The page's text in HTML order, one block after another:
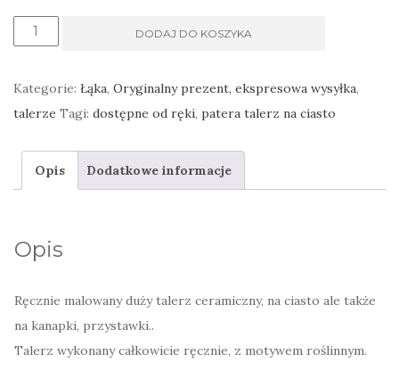
ilość
zielony
leśny
DODAJ DO KOSZYKA
Kategorie: Łąka, Oryginalny prezent, ekspresowa wysyłka,
talerze Tagi: dostępne od ręki, patera talerz na ciasto
Opis Dodatkowe informacje
Opis
Ręcznie malowany duży talerz ceramiczny, na ciasto ale także
na kanapki, przystawki..
Talerz wykonany całkowicie ręcznie, z motywem roślinnym.